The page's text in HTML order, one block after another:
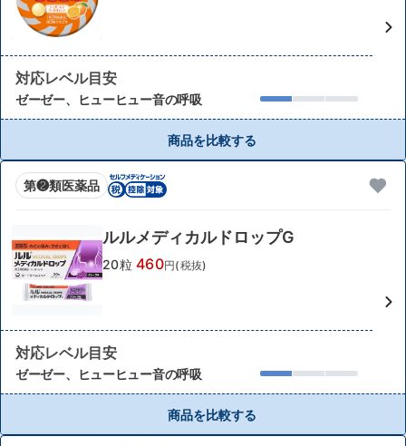
対応レベル目安
ゼーゼー、ヒューヒュー音の呼吸
商品を比較する
第❷類医薬品
ルルメディカルドロップG
20粒 460円(税抜)
対応レベル目安
ゼーゼー、ヒューヒュー音の呼吸
商品を比較する